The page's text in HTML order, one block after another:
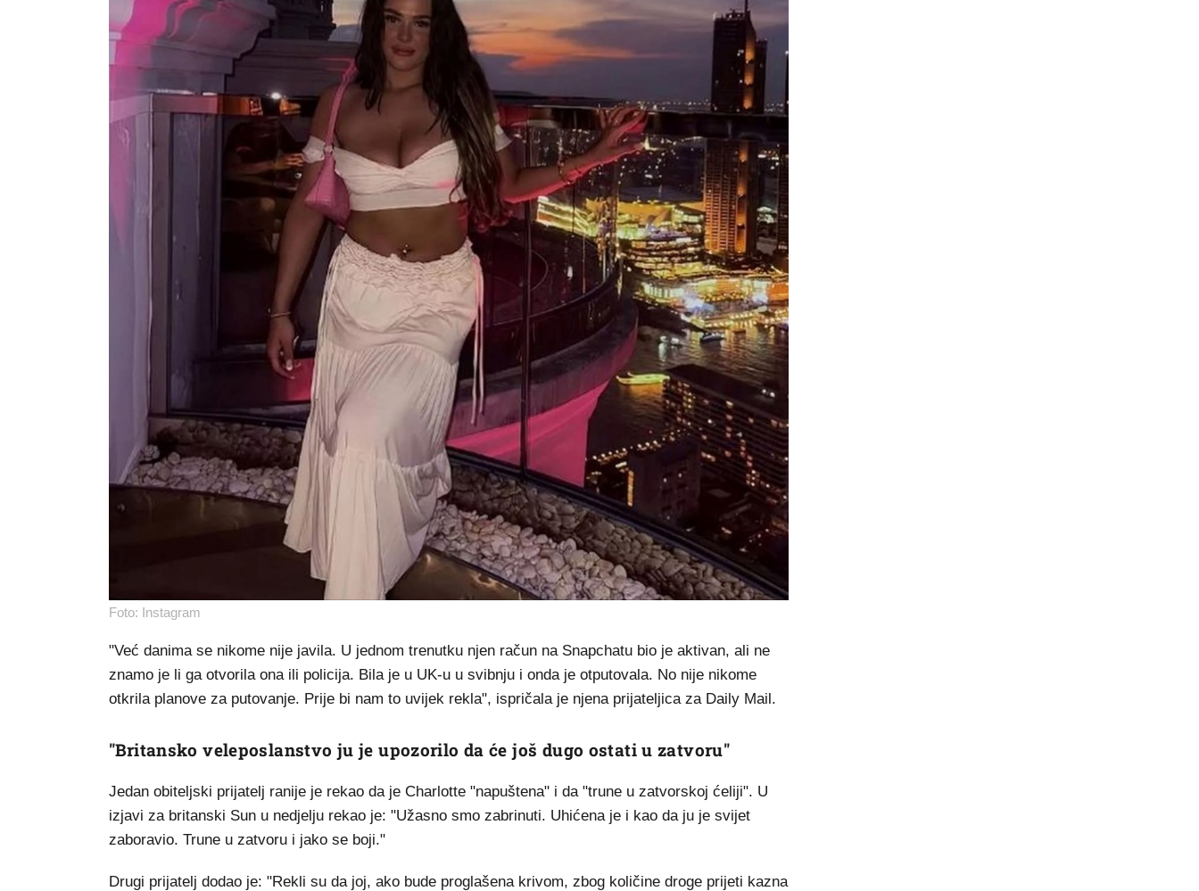
Foto: Instagram
"Već danima se nikome nije javila. U jednom trenutku njen račun na Snapchatu bio je aktivan, ali ne
znamo je li ga otvorila ona ili policija. Bila je u UK-u u svibnju i onda je otputovala. No nije nikome
otkrila planove za putovanje. Prije bi nam to uvijek rekla", ispričala je njena prijateljica za Daily Mail.
"Britansko veleposlanstvo ju je upozorilo da će još dugo ostati u zatvoru"
Jedan obiteljski prijatelj ranije je rekao da je Charlotte "napuštena" i da "trune u zatvorskoj ćeliji". U
izjavi za britanski Sun u nedjelju rekao je: "Užasno smo zabrinuti. Uhićena je i kao da ju je svijet
zaboravio. Trune u zatvoru i jako se boji."
Drugi prijatelj dodao je: "Rekli su da joj, ako bude proglašena krivom, zbog količine droge prijeti kazna